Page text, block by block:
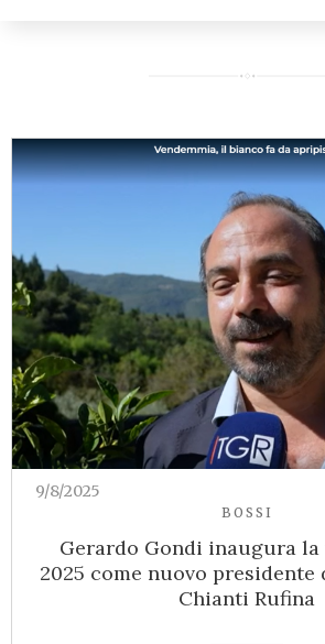
9/8/2025
BOSSI
Gerardo Gondi inaugura la
2025 come nuovo presidente
Chianti Rufina